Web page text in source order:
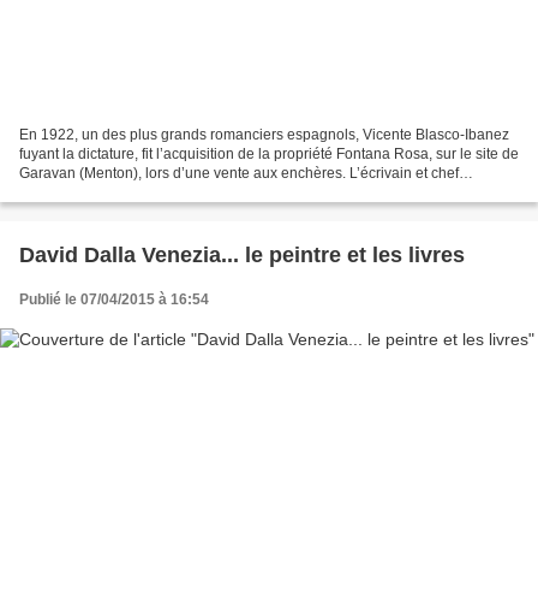
En 1922, un des plus grands romanciers espagnols, Vicente Blasco-Ibanez
fuyant la dictature, fit l’acquisition de la propriété Fontana Rosa, sur le site de
Garavan (Menton), lors d’une vente aux enchères. L’écrivain et chef
David Dalla Venezia... le peintre et les livres
Publié le 07/04/2015 à 16:54